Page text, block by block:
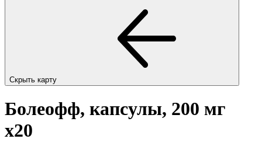
Скрыть карту
Болеофф, капсулы, 200 мг
x20